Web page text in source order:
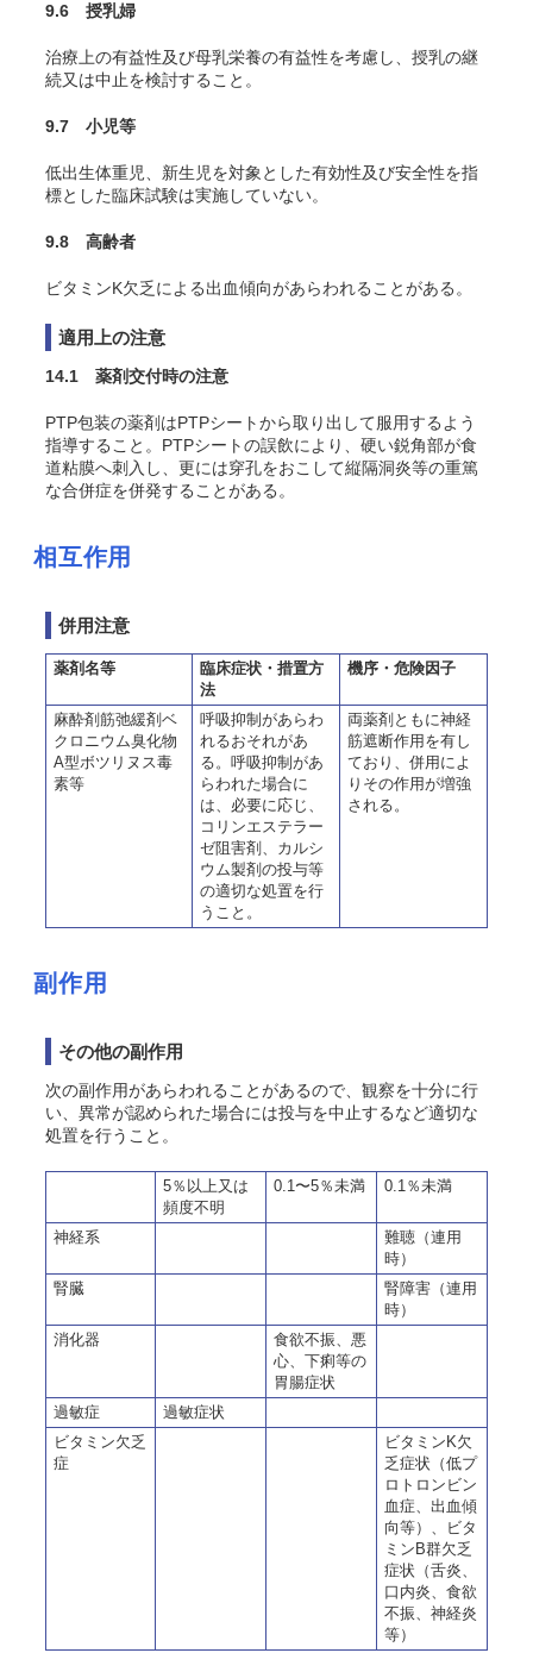
9.6 授乳婦
治療上の有益性及び母乳栄養の有益性を考慮し、授乳の継
続又は中止を検討すること。
9.7 小児等
低出生体重児、新生児を対象とした有効性及び安全性を指
標とした臨床試験は実施していない。
9.8 高齢者
ビタミンK欠乏による出血傾向があらわれることがある。
適用上の注意
14.1 薬剤交付時の注意
PTP包装の薬剤はPTPシートから取り出して服用するよう
指導すること。PTPシートの誤飲により、硬い鋭角部が食
道粘膜へ刺入し、更には穿孔をおこして縦隔洞炎等の重篤
な合併症を併発することがある。
相互作用
併用注意
薬剤名等
臨床症状・措置方
法
機序・危険因子
麻酔剤筋弛緩剤ベ
クロニウム臭化物
A型ボツリヌス毒
素等
呼吸抑制があらわ
れるおそれがあ
る。呼吸抑制があ
らわれた場合に
は、必要に応じ、
コリンエステラー
ゼ阻害剤、カルシ
ウム製剤の投与等
の適切な処置を行
うこと。
両薬剤ともに神経
筋遮断作用を有し
ており、併用によ
りその作用が増強
される。
副作用
その他の副作用
次の副作用があらわれることがあるので、観察を十分に行
い、異常が認められた場合には投与を中止するなど適切な
処置を行うこと。
5％以上又は
頻度不明
0.1〜5％未満 0.1％未満
神経系
難聴（連用
時）
腎臓
腎障害（連用
時）
消化器
食欲不振、悪
心、下痢等の
胃腸症状
過敏症
過敏症状
ビタミン欠乏
症
ビタミンK欠
乏症状（低プ
ロトロンビン
血症、出血傾
向等）、ビタ
ミンB群欠乏
症状（舌炎、
口内炎、食欲
不振、神経炎
等）